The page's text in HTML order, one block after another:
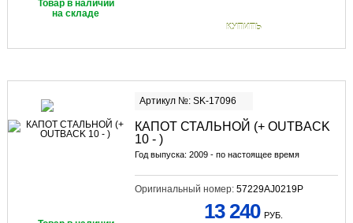
Товар в наличии
на складе
КУПИТЬ
Артикул №: SK-17096
КАПОТ СТАЛЬНОЙ (+ OUTBACK
10 - )
Год выпуска: 2009 - по настоящее время
Оригинальный номер: 57229AJ0219P
13 240 РУБ.